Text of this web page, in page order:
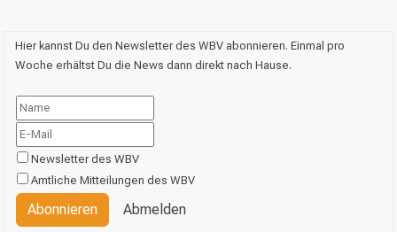
Hier kannst Du den Newsletter des WBV abonnieren. Einmal pro
Woche erhältst Du die News dann direkt nach Hause.
Newsletter des WBV
Amtliche Mitteilungen des WBV
Abonnieren Abmelden